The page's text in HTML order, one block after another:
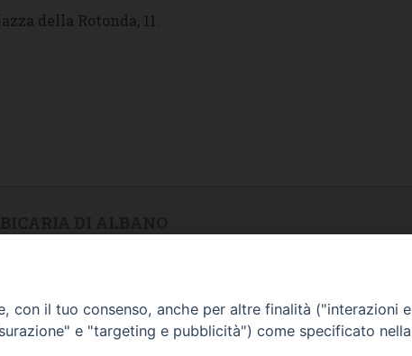
della Rotonda, 11.
Ore: 9:00 - 13:00
con il tuo consenso, anche per altre finalità ("interazioni e
e "targeting e pubblicità") come specificato nella